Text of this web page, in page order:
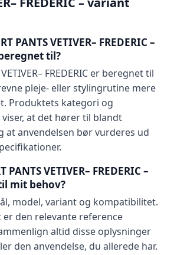
PANTS VETIVER– FREDERIC –
til?
FREDERIC er beregnet til
pleje- eller stylingrutine mere
Produktets kategori og
at det hører til blandt
at anvendelsen bør vurderes ud
PANTS VETIVER– FREDERIC –
mit behov?
model, variant og kompatibilitet.
den relevante reference
altid disse oplysninger
den anvendelse, du allerede har.